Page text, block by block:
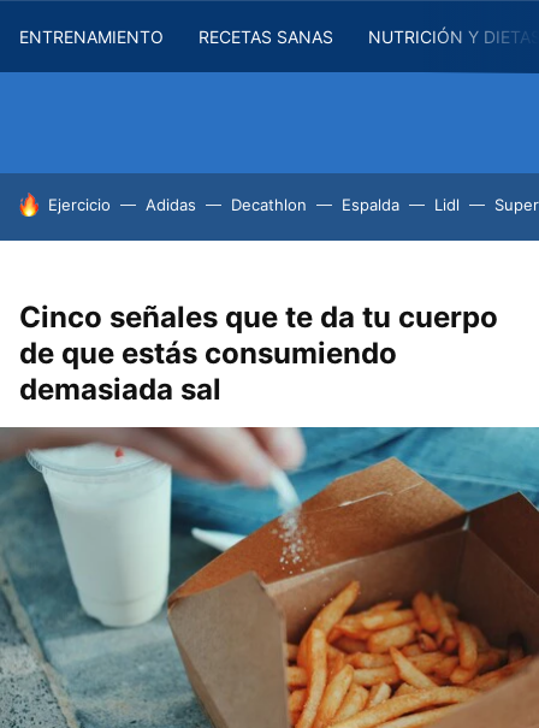
ENTRENAMIENTO RECETAS SANAS NUTRICIÓN Y
HOY SE HABLA DE
Ejercicio Adidas Decathlon Espalda Lidl
Cinco señales que te da tu cuerpo
de que estás consumiendo
demasiada sal